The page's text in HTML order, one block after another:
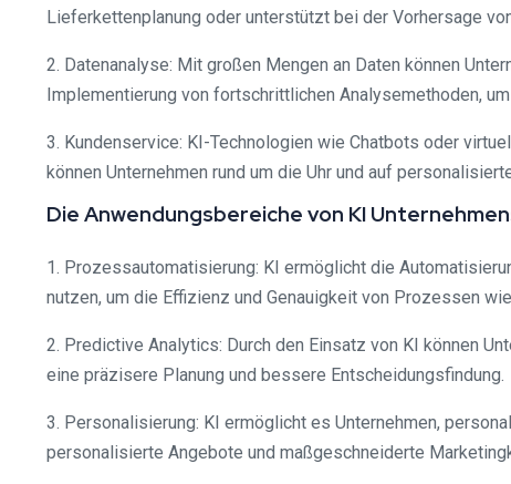
Lieferkettenplanung oder unterstützt bei der Vorhersage
2. Datenanalyse: Mit großen Mengen an Daten können
Implementierung von fortschrittlichen Analysemethoden,
3. Kundenservice: KI-Technologien wie Chatbots oder
können Unternehmen rund um die Uhr und auf
Die Anwendungsbereiche von KI
1. Prozessautomatisierung: KI ermöglicht die
nutzen, um die Effizienz und Genauigkeit von Prozessen
2. Predictive Analytics: Durch den Einsatz von KI können
eine präzisere Planung und bessere Entscheidungsfindung.
3. Personalisierung: KI ermöglicht es Unternehmen,
personalisierte Angebote und maßgeschneiderte